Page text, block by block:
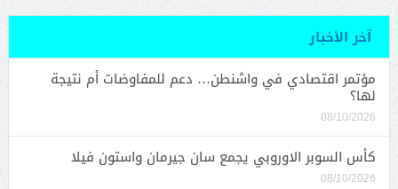
آخر الأخبار
مؤتمر اقتصادي في واشنطن… دعم للمفاوضات أم نتيجة
لها؟
08/10/2026
كأس السوبر الاوروبي يجمع سان جيرمان واستون فيلا
08/10/2026